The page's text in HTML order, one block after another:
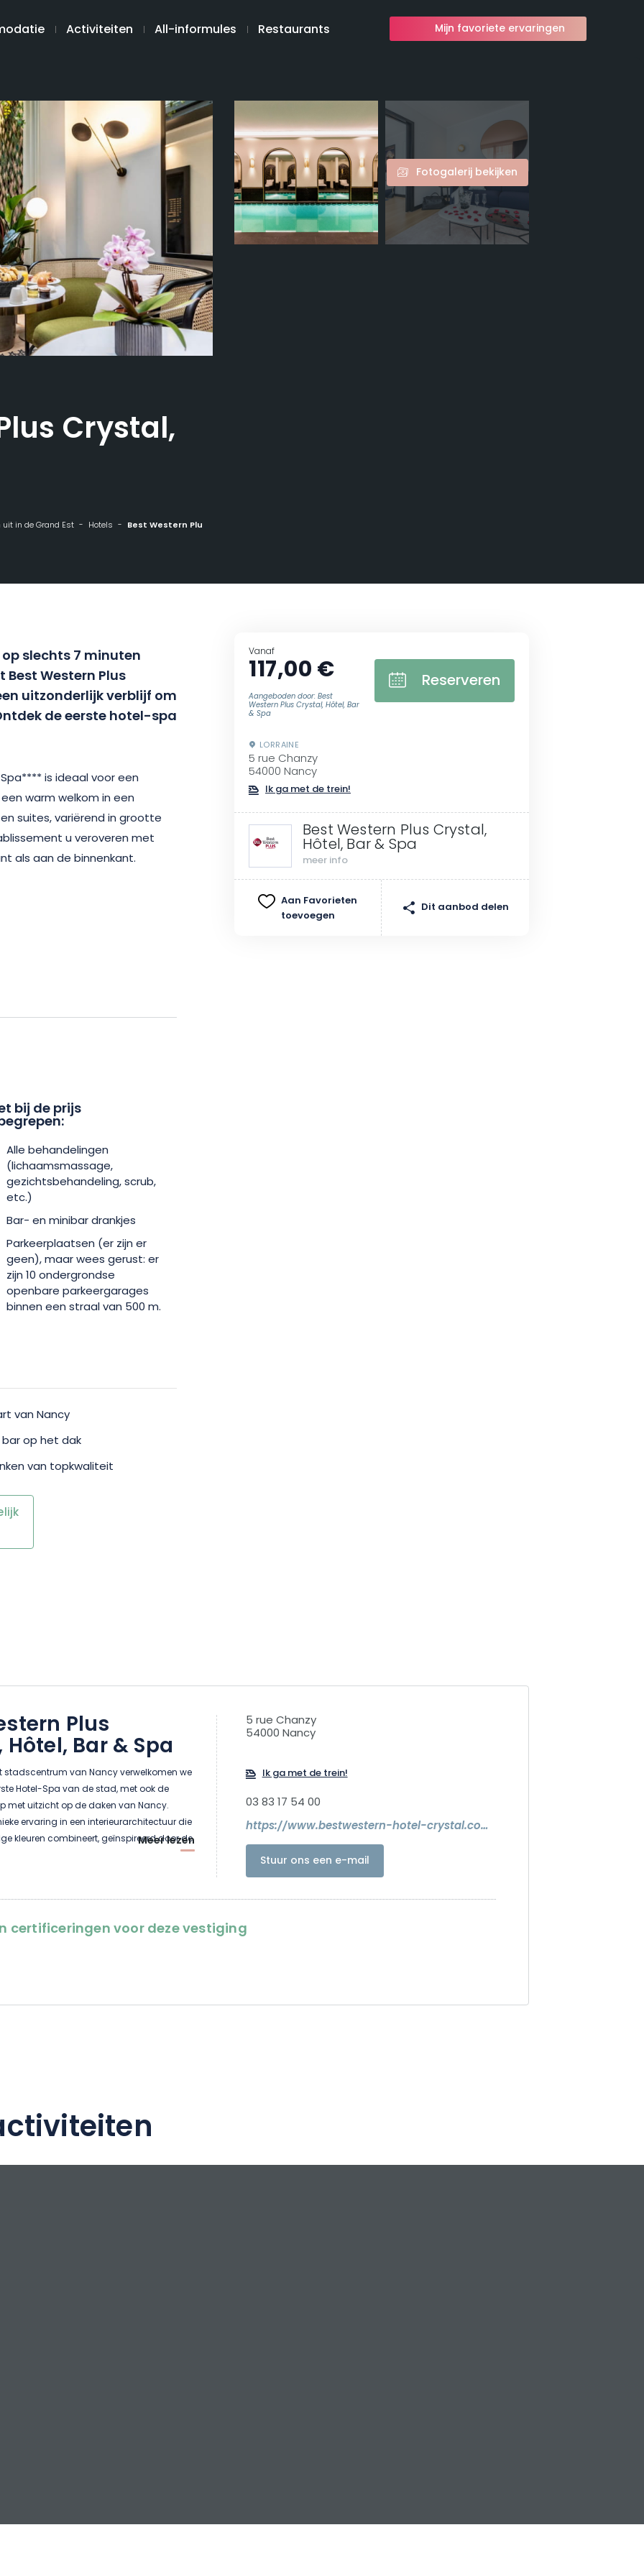
Activiteiten All-informules Restaurants Mijn favoriete ervaringen
Fotogalerij bekijken
Crystal,
uit in de Grand Est Hotels Best Western Plus Crystal, Hotel en Spa
slechts 7 minuten
Western Plus
uitzonderlijk verblijf om
de eerste hotel-spa
is ideaal voor een
warm welkom in een
suites, variërend in grootte
u veroveren met
als aan de binnenkant.
vervolgens gerenoveerd in de
Crystal, Hôtel, Bar & Spa****
– ingericht in Art Deco en
persoon per nacht toegang tot
hammam. Genoeg voor
en ontsnapping. En om
Rooftop op de 6e
de stad.
een bijzonder royaal
bij de prijs
Alle behandelingen
(lichaamsmassage,
gezichtsbehandeling, scrub,
etc.)
Bar- en minibar drankjes
Parkeerplaatsen (er zijn er
geen), maar wees gerust: er
zijn 10 ondergrondse
openbare parkeergarages
binnen een straal van 500 m.
van Nancy
op het dak
van topkwaliteit
Vanaf
117,00 €
Aangeboden door: Best
Western Plus Crystal, Hôtel, Bar
& Spa
Reserveren
LORRAINE
5 rue Chanzy
54000 Nancy
Ik ga met de trein!
Best Western Plus Crystal,
Hôtel, Bar & Spa
meer info
Aan Favorieten
toevoegen
Dit aanbod delen
Plus
Bar & Spa
stadscentrum van Nancy verwelkomen we
Hotel-Spa van de stad, met ook de
met uitzicht op de daken van Nancy.
ervaring in een interieurarchitectuur die
kleuren combineert, geïnspireerd door de
hammam en een toegewijd team voor
Meer lezen
5 rue Chanzy
54000 Nancy
Ik ga met de trein!
03 83 17 54 00
https://www.bestwestern-hotel-crystal.com/fr/index.html
Stuur ons een e-mail
certificeringen voor deze vestiging